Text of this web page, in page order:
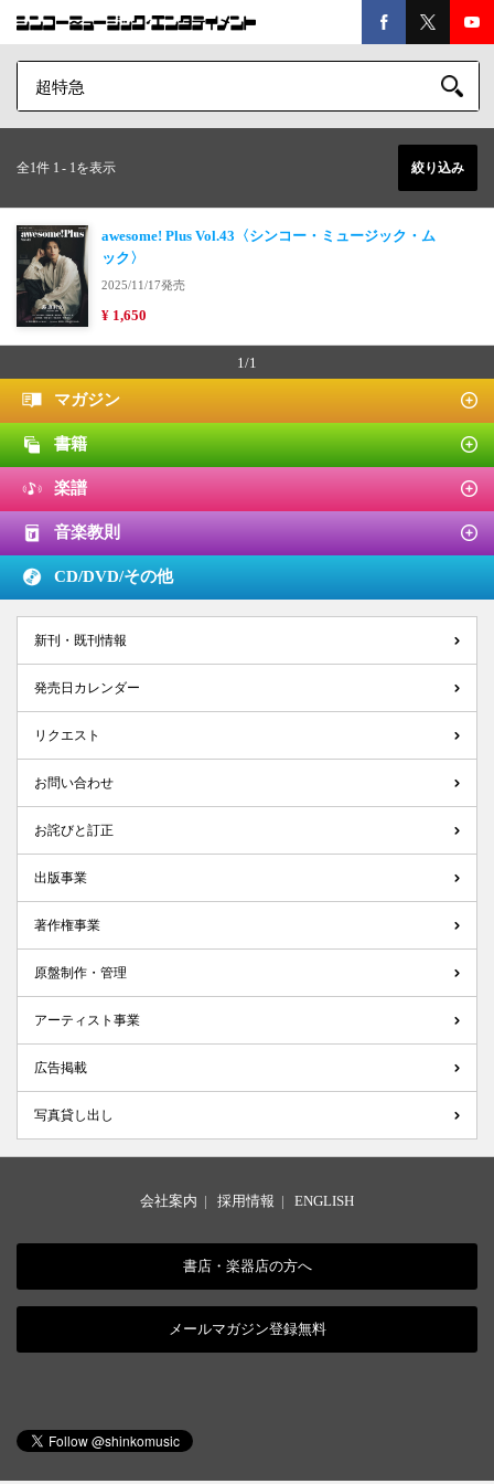
全1件 1 - 1を表示 絞り込み
awesome! Plus Vol.43〈シンコー・ミュージック・ム
ック〉
2025/11/17発売
¥ 1,650
1/1
マガジン
書籍
楽譜
音楽教則
CD/DVD/その他
新刊・既刊情報
発売日カレンダー
リクエスト
お問い合わせ
お詫びと訂正
出版事業
著作権事業
原盤制作・管理
アーティスト事業
広告掲載
写真貸し出し
会社案内 | 採用情報 | ENGLISH
書店・楽器店の方へ
メールマガジン登録無料